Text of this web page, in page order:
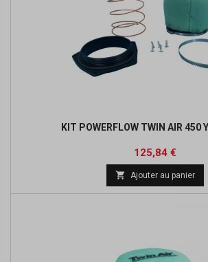
KIT POWERFLOW TWIN AIR 450
Prix
125,84 €Prix
de
base
 Ajouter au panier